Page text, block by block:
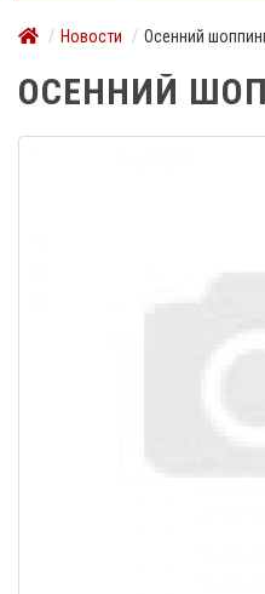
Новости Осенний
ОСЕННИЙ